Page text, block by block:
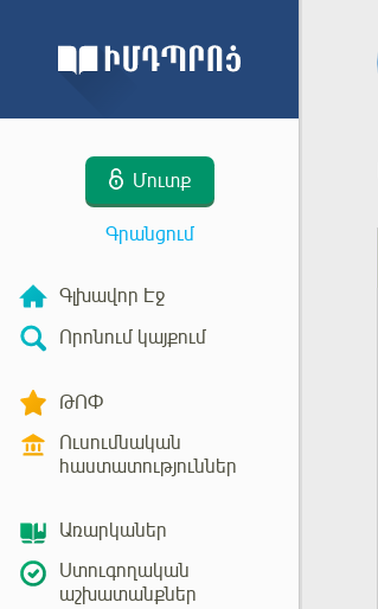
Մուտք
Գրանցում
Գլխավոր Էջ
Որոնում կայքում
ԹՈՓ
Ուսումնական
հաստատություններ
Առարկաներ
Ստուգողական
աշխատանքներ